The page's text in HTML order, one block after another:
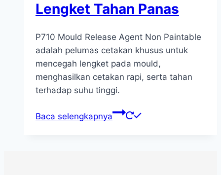
Lengket Tahan Panas
P710 Mould Release Agent Non Paintable
adalah pelumas cetakan khusus untuk
mencegah lengket pada mould,
menghasilkan cetakan rapi, serta tahan
terhadap suhu tinggi.
Baca selengkapnya